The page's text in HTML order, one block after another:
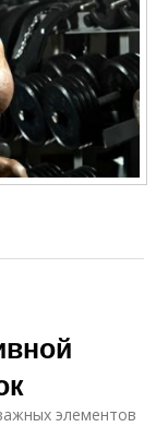
элементов